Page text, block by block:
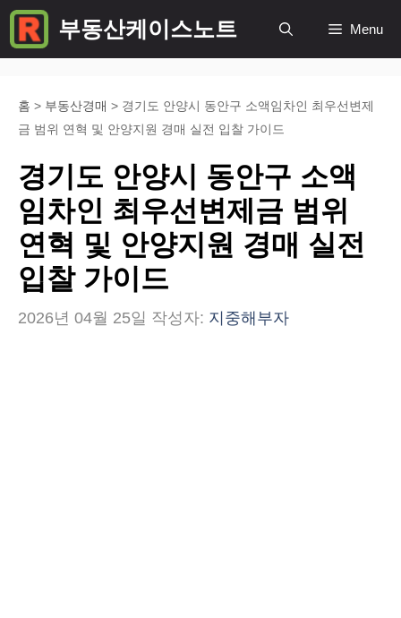
컨
텐
부동산케이스노트 Menu
홈 > 부동산경매 > 경기도 안양시 동안구 소액임차인 최우선변제
금 범위 연혁 및 안양지원 경매 실전 입찰 가이드
경기도 안양시 동안구 소액
임차인 최우선변제금 범위
연혁 및 안양지원 경매 실전
입찰 가이드
2026년 04월 25일 작성자: 지중해부자